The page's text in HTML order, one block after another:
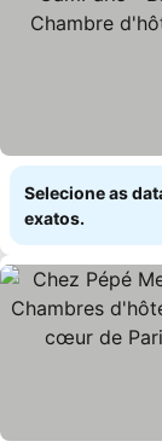
Selecione as
exatos.